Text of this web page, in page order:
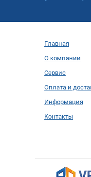
Главная
О компании
Сервис
Оплата и
Информация
Контакты